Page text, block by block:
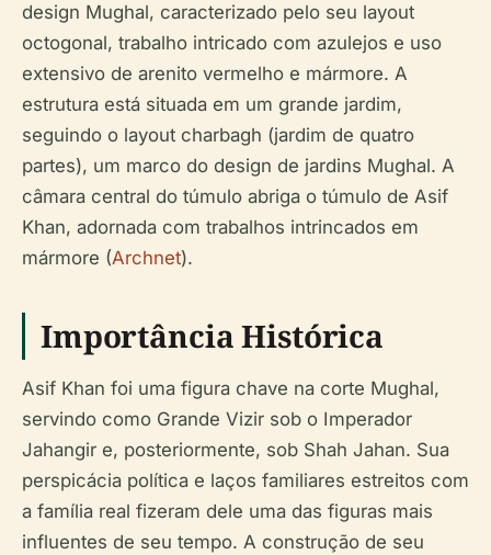
design Mughal, caracterizado pelo seu layout
octogonal, trabalho intricado com azulejos e uso
extensivo de arenito vermelho e mármore. A
estrutura está situada em um grande jardim,
seguindo o layout charbagh (jardim de quatro
partes), um marco do design de jardins Mughal. A
câmara central do túmulo abriga o túmulo de Asif
Khan, adornada com trabalhos intrincados em
mármore (Archnet).
Importância Histórica
Asif Khan foi uma figura chave na corte Mughal,
servindo como Grande Vizir sob o Imperador
Jahangir e, posteriormente, sob Shah Jahan. Sua
perspicácia política e laços familiares estreitos com
a família real fizeram dele uma das figuras mais
influentes de seu tempo. A construção de seu